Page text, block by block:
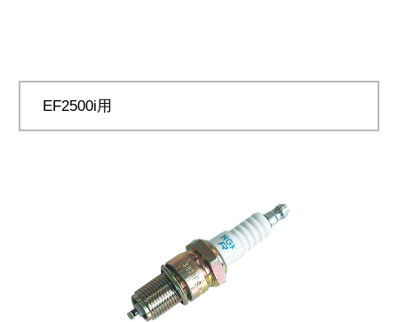
EF2500i用